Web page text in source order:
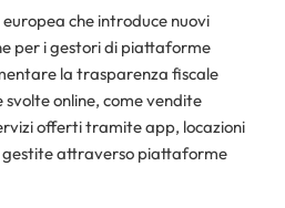
che introduce nuovi
per i gestori di piattaforme
la trasparenza fiscale
online, come vendite
offerti tramite app, locazioni
attraverso piattaforme